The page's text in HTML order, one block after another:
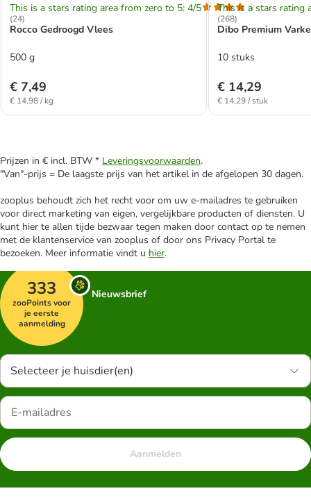
This is a stars rating area from zero to 5: 4/5
(24)
Rocco Gedroogd Vlees
500 g
€ 7,49
€ 14,98 / kg
This is a stars rating
(268)
Dibo Premium
10 stuks
€ 14,29
€ 14,29 / stuk
Prijzen in € incl. BTW * Leveringsvoorwaarden.
"Van"-prijs = De laagste prijs van het artikel in de afgelopen 30 dagen.
zooplus behoudt zich het recht voor om uw e-mailadres te gebruiken
voor direct marketing van eigen, vergelijkbare producten of diensten. U
kunt hier te allen tijde bezwaar tegen maken door contact op te nemen
met de klantenservice van zooplus of door ons Privacy Portal te
bezoeken. Meer informatie vindt u hier.
333
zooPoints voor
je eerste
aanmelding
Nieuwsbrief
Selecteer je huisdier(en)
Aanmelden